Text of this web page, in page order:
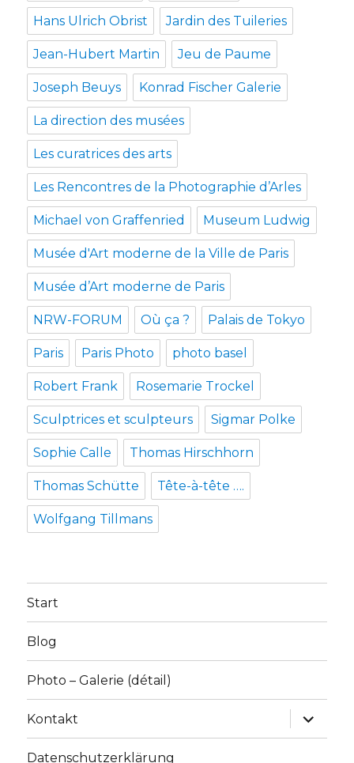
Hans Ulrich Obrist Jardin des Tuileries
Jean-Hubert Martin Jeu de Paume
Joseph Beuys Konrad Fischer Galerie
La direction des musées
Les curatrices des arts
Les Rencontres de la Photographie d’Arles
Michael von Graffenried Museum Ludwig
Musée d'Art moderne de la Ville de Paris
Musée d’Art moderne de Paris
NRW-FORUM Où ça ? Palais de Tokyo
Paris Paris Photo photo basel
Robert Frank Rosemarie Trockel
Sculptrices et sculpteurs Sigmar Polke
Sophie Calle Thomas Hirschhorn
Thomas Schütte Tête-à-tête ….
Wolfgang Tillmans
Start
Blog
Photo – Galerie (détail)
Kontakt
Datenschutzerklärung